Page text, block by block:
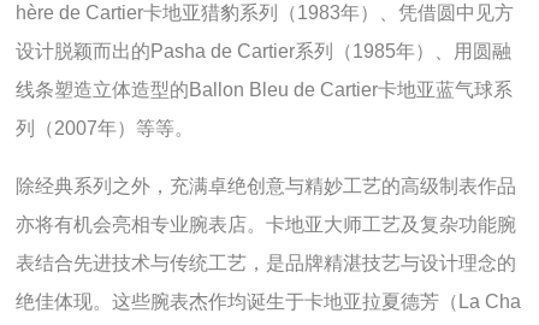
hère de Cartier卡地亚猎豹系列（1983年）、凭借圆中见方
设计脱颖而出的Pasha de Cartier系列（1985年）、用圆融
线条塑造立体造型的Ballon Bleu de Cartier卡地亚蓝气球系
列（2007年）等等。
除经典系列之外，充满卓绝创意与精妙工艺的高级制表作品
亦将有机会亮相专业腕表店。卡地亚大师工艺及复杂功能腕
表结合先进技术与传统工艺，是品牌精湛技艺与设计理念的
绝佳体现。这些腕表杰作均诞生于卡地亚拉夏德芳（La Cha